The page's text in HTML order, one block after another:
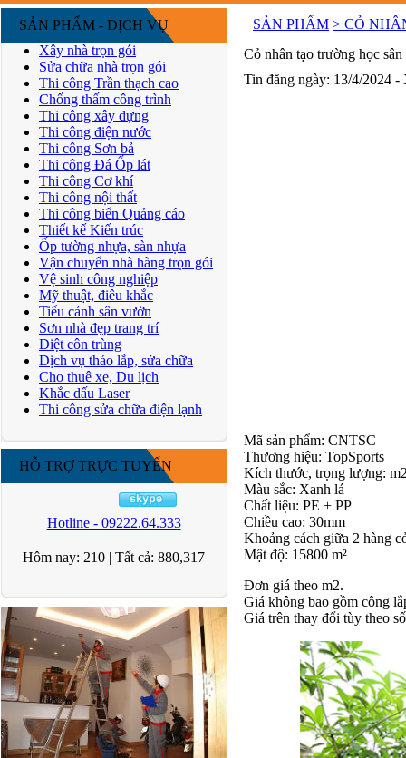
SẢN PHẨM - DỊCH VỤ
Xây nhà trọn gói
Sửa chữa nhà trọn gói
Thi công Trần thạch cao
Chống thấm công trình
Thi công xây dựng
Thi công điện nước
Thi công Sơn bả
Thi công Đá Ốp lát
Thi công Cơ khí
Thi công nội thất
Thi công biển Quảng cáo
Thiết kế Kiến trúc
Ốp tường nhựa, sàn nhựa
Vận chuyển nhà hàng trọn gói
Vệ sinh công nghiệp
Mỹ thuật, điêu khắc
Tiểu cảnh sân vườn
Sơn nhà đẹp trang trí
Diệt côn trùng
Dịch vụ tháo lắp, sửa chữa
Cho thuê xe, Du lịch
Khắc dấu Laser
Thi công sửa chữa điện lạnh
HỖ TRỢ TRỰC TUYẾN
Hotline - 09222.64.333
Hôm nay: 210 | Tất cả: 880,317
SẢN PHẨM > CỎ
Cỏ nhân tạo trường học
Tin đăng ngày: 13/4/2024 -
Mã sản phẩm: CNTSC
Thương hiệu: TopSports
Kích thước, trọng lượng:
Màu sắc: Xanh lá
Chất liệu: PE + PP
Chiều cao: 30mm
Khoảng cách giữa 2 hàng
Mật độ: 15800 m²
Đơn giá theo m2.
Giá không bao gồm công
Giá trên thay đổi tùy theo